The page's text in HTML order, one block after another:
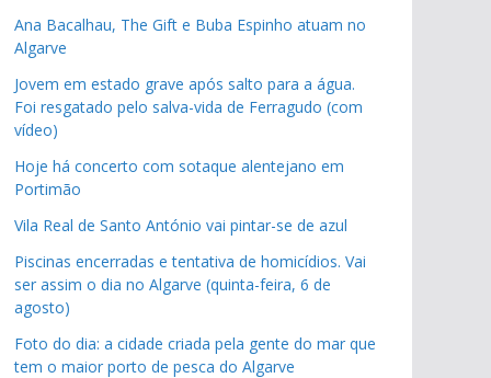
Ana Bacalhau, The Gift e Buba Espinho atuam no
Algarve
Jovem em estado grave após salto para a água.
Foi resgatado pelo salva-vida de Ferragudo (com
vídeo)
Hoje há concerto com sotaque alentejano em
Portimão
Vila Real de Santo António vai pintar-se de azul
Piscinas encerradas e tentativa de homicídios. Vai
ser assim o dia no Algarve (quinta-feira, 6 de
agosto)
Foto do dia: a cidade criada pela gente do mar que
tem o maior porto de pesca do Algarve